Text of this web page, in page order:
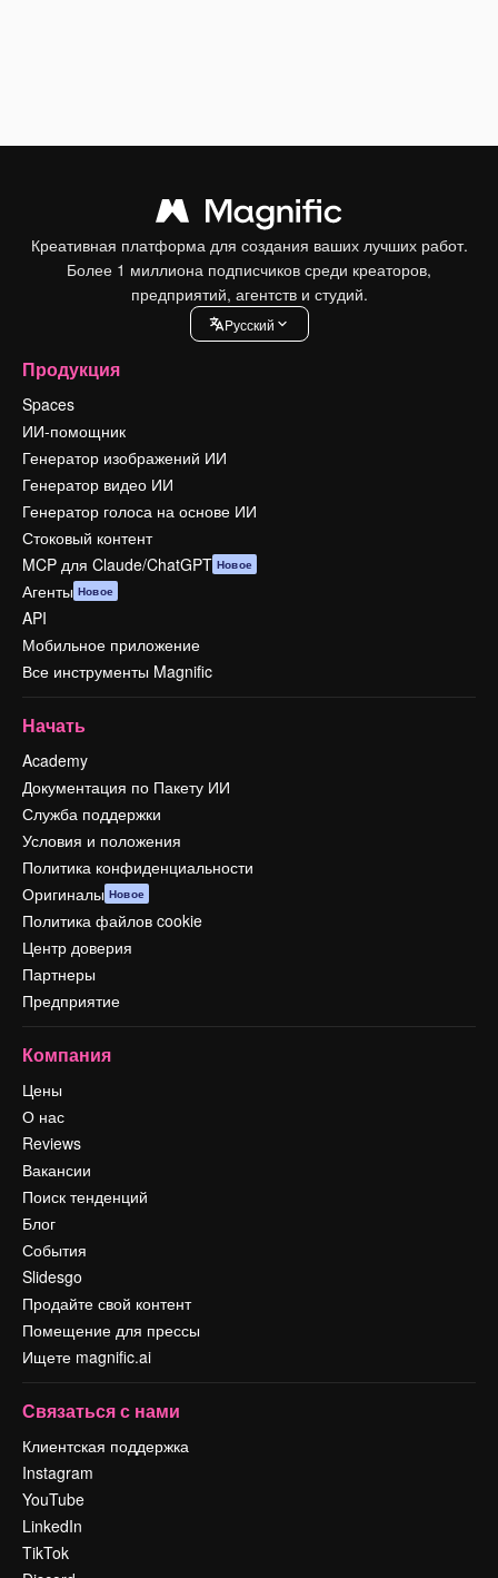
Креативная платформа для создания ваших лучших работ.
Более 1 миллиона подписчиков среди креаторов,
предприятий, агентств и студий.
Pусский
Продукция
Spaces
ИИ-помощник
Генератор изображений ИИ
Генератор видео ИИ
Генератор голоса на основе ИИ
Стоковый контент
MCP для Claude/ChatGPT Новое
Агенты Новое
API
Мобильное приложение
Все инструменты Magnific
Начать
Academy
Документация по Пакету ИИ
Служба поддержки
Условия и положения
Политика конфиденциальности
Оригиналы Новое
Политика файлов cookie
Центр доверия
Партнеры
Предприятие
Компания
Цены
О нас
Reviews
Вакансии
Поиск тенденций
Блог
События
Slidesgo
Продайте свой контент
Помещение для прессы
Ищете magnific.ai
Связаться с нами
Клиентская поддержка
Instagram
YouTube
LinkedIn
TikTok